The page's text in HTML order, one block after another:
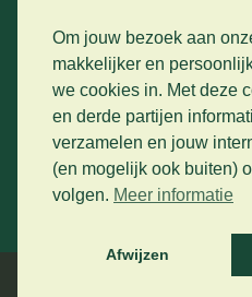
Om jouw bezoek aan
makkelijker en
we cookies in. Met deze
en derde partijen
verzamelen en jouw
(en mogelijk ook buiten)
volgen. Meer informatie
Afwijzen
wie zijn wij
vervoer
prijslijst